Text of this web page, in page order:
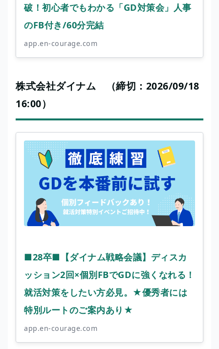
破！初心者でもわかる「GD対策会」人事
のFB付き/60分完結
app.en-courage.com
株式会社ダイナム （締切：2026/09/18
16:00）
■28卒■【ダイナム戦略会議】ディスカ
ッション2回×個別FBでGDに強くなれる！
就活対策をしたい方必見。★優秀者には
特別ルートのご案内あり★
app.en-courage.com